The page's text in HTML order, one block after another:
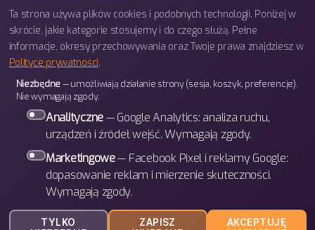
telefon: 793 443 666
e-mail: biuro@bettergames.pl
Centrum rozwoju BETTER Sp. z o.o.
ul. Wrocławska 31/3b
30-011 Kraków
BETTER Games
Polityka prywatności
Ta strona używa plików cookies i podobnych technologii. Poniżej w
skrócie, jakie kategorie stosujemy i do czego służą. Pełne
informacje, okresy przechowywania oraz Twoje prawa znajdziesz w
Polityce prywatności.
Niezbędne— umożliwiają działanie strony (sesja, koszyk, preferencje).
Nie wymagają zgody.
Analityczne— Google Analytics: analiza ruchu,
urządzeń i źródeł wejść. Wymagają zgody.
Marketingowe— Facebook Pixel i reklamy Google:
dopasowanie reklam i mierzenie skuteczności.
Wymagają zgody.
TYLKO
ZAPISZ
AKCEPTUJĘ